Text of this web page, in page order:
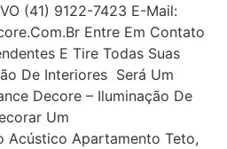
(41) 9122-7423 E-Mail:
Entre Em Contato
E Tire Todas Suas
De Interiores Será Um
Decore – Iluminação De
Um
Acústico Apartamento Teto,